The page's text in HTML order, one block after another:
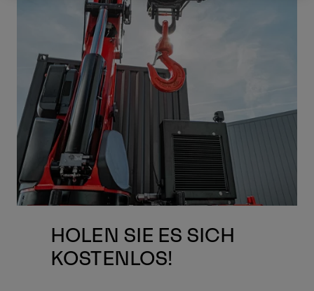
HOLEN SIE ES SICH
KOSTENLOS!